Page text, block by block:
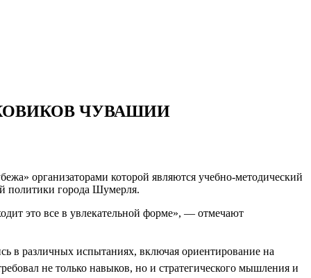
ЧУВАШИИ
организаторами которой являются учебно-методический
политики города Шумерля.
это все в увлекательной форме», — отмечают
в различных испытаниях, включая ориентирование на
не только навыков, но и стратегического мышления и